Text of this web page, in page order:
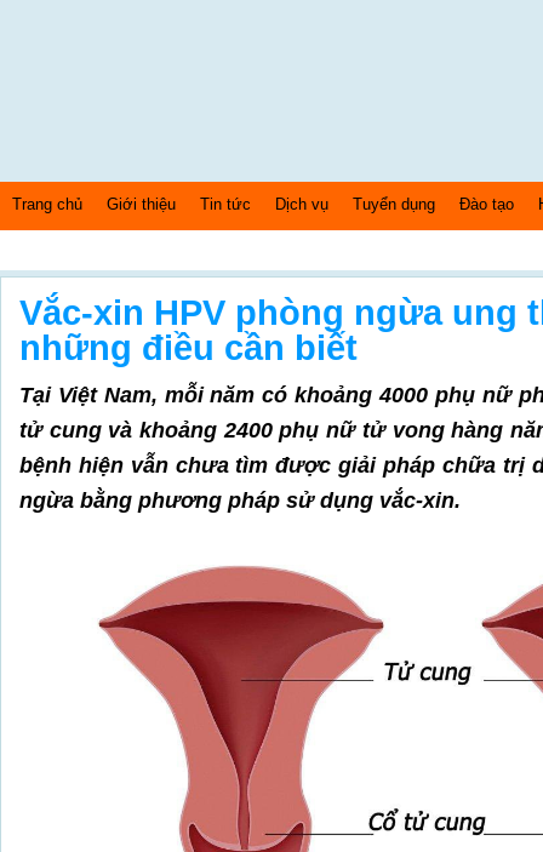
Trang chủ Giới thiệu Tin tức Dịch vụ Tuyển dụng Đào tạo
Vắc-xin HPV phòng ngừa ung
những điều cần biết
Tại Việt Nam, mỗi năm có khoảng 4000 phụ nữ
tử cung và khoảng 2400 phụ nữ tử vong hàng
bệnh hiện vẫn chưa tìm được giải pháp chữa trị
ngừa bằng phương pháp sử dụng vắc-xin.